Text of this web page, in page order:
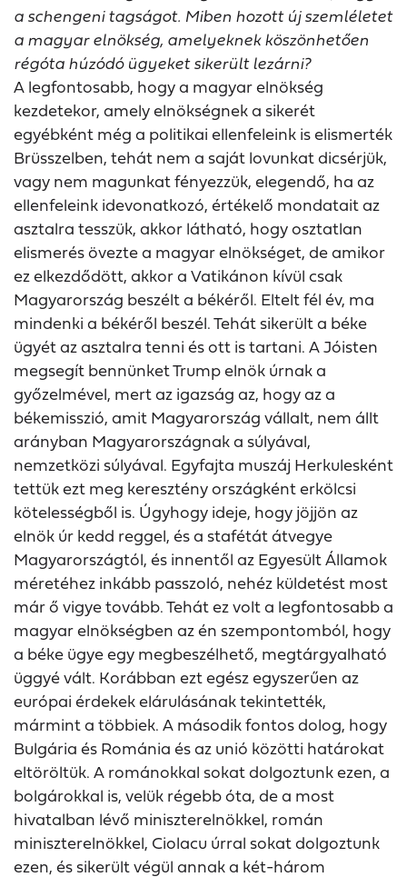
a schengeni tagságot. Miben hozott új szemléletet
a magyar elnökség, amelyeknek köszönhetően
régóta húzódó ügyeket sikerült lezárni?
A legfontosabb, hogy a magyar elnökség
kezdetekor, amely elnökségnek a sikerét
egyébként még a politikai ellenfeleink is elismerték
Brüsszelben, tehát nem a saját lovunkat dicsérjük,
vagy nem magunkat fényezzük, elegendő, ha az
ellenfeleink idevonatkozó, értékelő mondatait az
asztalra tesszük, akkor látható, hogy osztatlan
elismerés övezte a magyar elnökséget, de amikor
ez elkezdődött, akkor a Vatikánon kívül csak
Magyarország beszélt a békéről. Eltelt fél év, ma
mindenki a békéről beszél. Tehát sikerült a béke
ügyét az asztalra tenni és ott is tartani. A Jóisten
megsegít bennünket Trump elnök úrnak a
győzelmével, mert az igazság az, hogy az a
békemisszió, amit Magyarország vállalt, nem állt
arányban Magyarországnak a súlyával,
nemzetközi súlyával. Egyfajta muszáj Herkulesként
tettük ezt meg keresztény országként erkölcsi
kötelességből is. Úgyhogy ideje, hogy jöjjön az
elnök úr kedd reggel, és a stafétát átvegye
Magyarországtól, és innentől az Egyesült Államok
méretéhez inkább passzoló, nehéz küldetést most
már ő vigye tovább. Tehát ez volt a legfontosabb a
magyar elnökségben az én szempontomból, hogy
a béke ügye egy megbeszélhető, megtárgyalható
üggyé vált. Korábban ezt egész egyszerűen az
európai érdekek elárulásának tekintették,
mármint a többiek. A második fontos dolog, hogy
Bulgária és Románia és az unió közötti határokat
eltöröltük. A románokkal sokat dolgoztunk ezen, a
bolgárokkal is, velük régebb óta, de a most
hivatalban lévő miniszterelnökkel, román
miniszterelnökkel, Ciolacu úrral sokat dolgoztunk
ezen, és sikerült végül annak a két-három